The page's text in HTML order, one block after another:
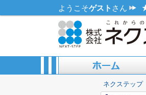
ようこそゲスト さん
ネクステップ